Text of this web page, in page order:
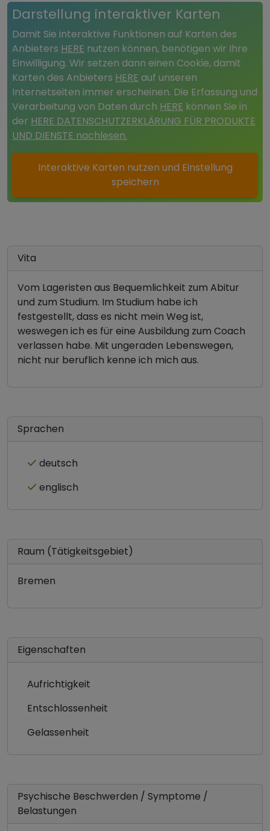
Darstellung interaktiver Karten
Damit Sie interaktive Funktionen auf Karten des
Anbieters HERE nutzen können, benötigen wir Ihre
Einwilligung. Wir setzen dann einen Cookie, damit
Karten des Anbieters HERE auf unseren
Internetseiten immer erscheinen. Die Erfassung und
Verarbeitung von Daten durch HERE können Sie in
der HERE DATENSCHUTZERKLÄRUNG FÜR PRODUKTE
UND DIENSTE nachlesen.
Interaktive Karten nutzen und Einstellung
speichern
Vita
Vom Lageristen aus Bequemlichkeit zum Abitur
und zum Studium. Im Studium habe ich
festgestellt, dass es nicht mein Weg ist,
weswegen ich es für eine Ausbildung zum Coach
verlassen habe. Mit ungeraden Lebenswegen,
nicht nur beruflich kenne ich mich aus.
Sprachen
deutsch
englisch
Raum (Tätigkeitsgebiet)
Bremen
Eigenschaften
Aufrichtigkeit
Entschlossenheit
Gelassenheit
Psychische Beschwerden / Symptome /
Belastungen